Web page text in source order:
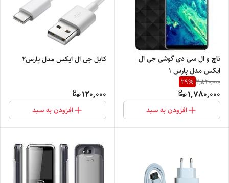
تاچ و ال سی دی گوشی جی ال
ایکس مدل پارس ۱
2,520,000
29%
1,780,000
افزودن به سبد
کابل جی ال ایکس مدل پارس2
120,000
افزودن به سبد